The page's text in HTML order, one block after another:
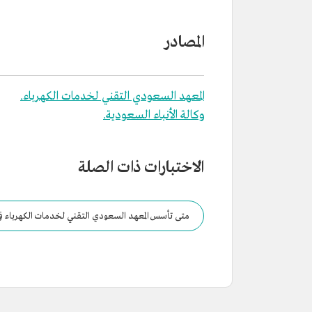
المصادر
المعهد السعودي التقني لخدمات الكهرباء.
وكالة الأنباء السعودية.
الاختبارات ذات الصلة
متى تأسس المعهد السعودي التقني لخدمات الكهرباء